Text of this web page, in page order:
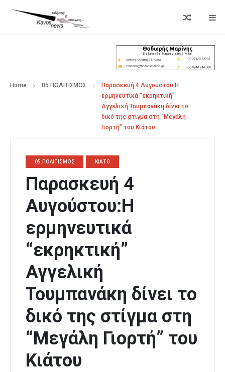
Home 05.ΠΟΛΙΤΙΣΜΟΣ
Παρασκευή 4 Αυγούστου:Η
ερμηνευτικά “εκρηκτική”
Αγγελική Τουμπανάκη δίνει το
δικό της στίγμα στη “Μεγάλη
Γιορτή” του Κιάτου
05.ΠΟΛΙΤΙΣΜΟΣ ΚΙΑΤΟ
Παρασκευή 4
Αυγούστου:Η
ερμηνευτικά
“εκρηκτική”
Αγγελική
Τουμπανάκη δίνει το
δικό της στίγμα στη
“Μεγάλη Γιορτή” του
Κιάτου